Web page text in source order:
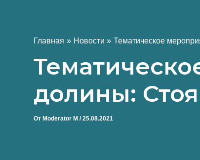
Главная Новости Тематическое
долины:
От Moderator M /25.08.2021